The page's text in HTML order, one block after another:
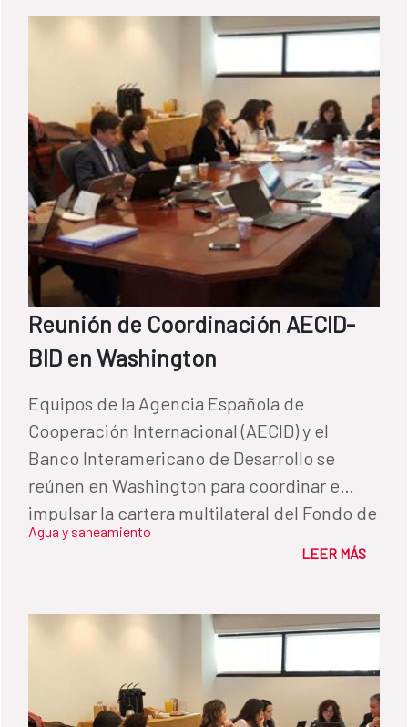
Reunión de Coordinación AECID-
BID en Washington
Equipos de la Agencia Española de
Cooperación Internacional (AECID) y el
Banco Interamericano de Desarrollo se
reúnen en Washington para coordinar e
impulsar la cartera multilateral del Fondo de
Cooperación para Agua y Saneamiento.
Agua y saneamiento
LEER MÁS